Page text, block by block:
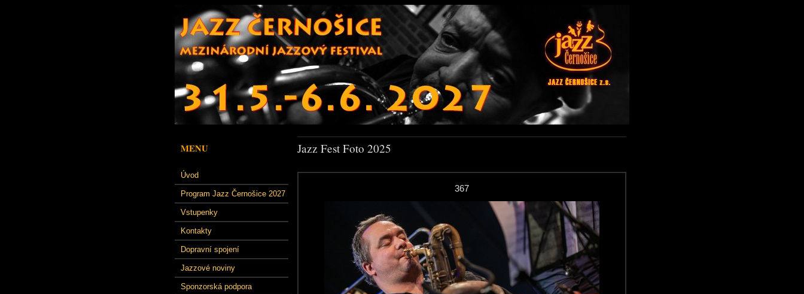
MENU
Úvod
Program Jazz Černošice 2027
Vstupenky
Kontakty
Dopravní spojení
Jazzové noviny
Sponzorská podpora
Jazz Fest Foto 2025
367